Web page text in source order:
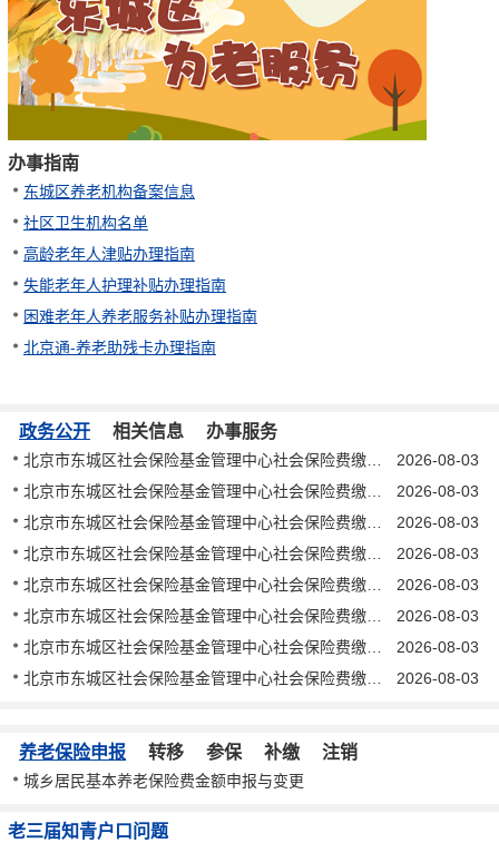
办事指南
东城区养老机构备案信息
社区卫生机构名单
高龄老年人津贴办理指南
失能老年人护理补贴办理指南
困难老年人养老服务补贴办理指南
北京通-养老助残卡办理指南
政务公开 相关信息 办事服务
2026-08-03
北京市东城区社会保险基金管理中心社会保险费缴纳催告书 东社催字〔2026〕202号
2026-08-03
北京市东城区社会保险基金管理中心社会保险费缴纳催告书 东社催字〔2026〕201号
2026-08-03
北京市东城区社会保险基金管理中心社会保险费缴纳催告书 东社催字〔2026〕200号
2026-08-03
北京市东城区社会保险基金管理中心社会保险费缴纳催告书 东社催字〔2026〕199号
2026-08-03
北京市东城区社会保险基金管理中心社会保险费缴纳催告书 东社催字〔2026〕198号
2026-08-03
北京市东城区社会保险基金管理中心社会保险费缴纳催告书 东社催字〔2026〕197号
2026-08-03
北京市东城区社会保险基金管理中心社会保险费缴纳催告书 东社催字〔2026〕196号
2026-08-03
北京市东城区社会保险基金管理中心社会保险费缴纳催告书 东社催字〔2026〕195号
养老保险申报 转移 参保 补缴 注销
城乡居民基本养老保险费金额申报与变更
老三届知青户口问题